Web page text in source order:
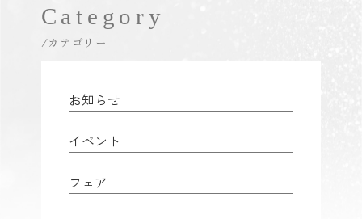
Category
/カテゴリー
お知らせ
イベント
フェア